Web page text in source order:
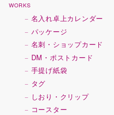
WORKS
名入れ卓上カレンダー
パッケージ
名刺・ショップカード
DM・ポストカード
手提げ紙袋
タグ
しおり・クリップ
コースター